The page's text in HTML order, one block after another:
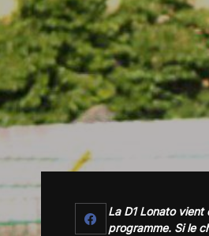
La D1 Lonato
programme. Si le